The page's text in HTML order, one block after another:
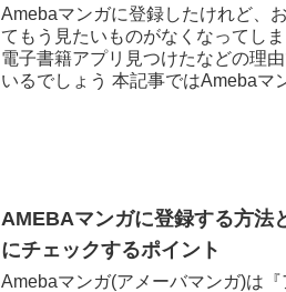
Amebaマンガに登録したけれど、
てもう見たいものがなくなってし
電子書籍アプリ見つけたなどの理
いるでしょう 本記事ではAmebaマ
AMEBAマンガに登録する方法
にチェックするポイント
Amebaマンガ(アメーバマンガ)は